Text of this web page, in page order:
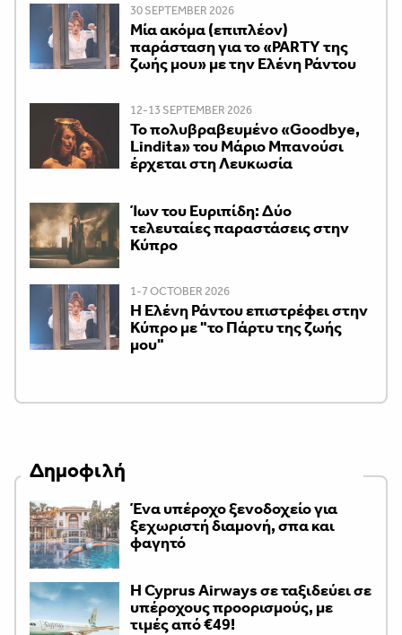
30 SEPTEMBER 2026
Μία ακόμα (επιπλέον)
παράσταση για το «PARTY της
ζωής μου» με την Ελένη Ράντου
12-13 SEPTEMBER 2026
Το πολυβραβευμένο «Goodbye,
Lindita» του Μάριο Μπανούσι
έρχεται στη Λευκωσία
Ίων του Ευριπίδη: Δύο
τελευταίες παραστάσεις στην
Κύπρο
1-7 OCTOBER 2026
H Ελένη Ράντου επιστρέφει στην
Κύπρο με "το Πάρτυ της ζωής
μου"
Δημοφιλή
Ένα υπέροχο ξενοδοχείο για
ξεχωριστή διαμονή, σπα και
φαγητό
H Cyprus Airways σε ταξιδεύει σε
υπέροχους προορισμούς, με
τιμές από €49!